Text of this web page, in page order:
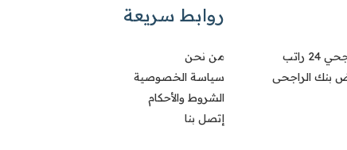
راتب
بنك الراجحى
روابط سريعة
من نحن
سياسة الخصوصية
الشروط والأحكام
إتصل بنا